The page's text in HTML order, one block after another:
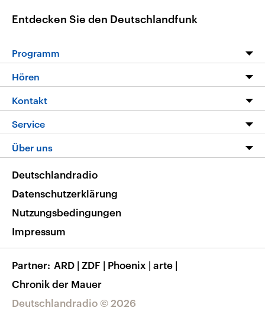
Entdecken Sie den Deutschlandfunk
Programm
Programm
Die Nachrichten
Nachrichtenleicht
Neue Beiträge auf dlf.de
Hören
Livestream
Podcasts
Deutschlandfunk App
Nachrichten App
Frequenzen
Kontakt
Hörerservice
Service
FAQ
Veranstaltungen
Musikliste
RSS
Über uns
Barrierefreiheit
Deutschlandradio © 2026
Deutschlandradio
Datenschutzerklärung
Nutzungsbedingungen
Impressum
Partner ARD | ZDF | Phoenix | arte |
Chronik der Mauer